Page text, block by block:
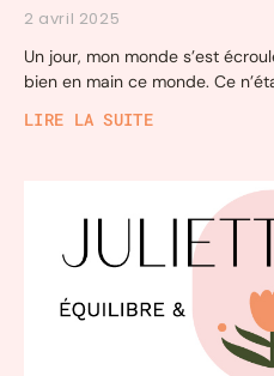
2 avril 2025
Un jour, mon monde s’est
bien en main ce monde. Ce
LIRE LA SUITE